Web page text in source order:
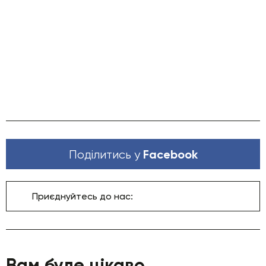
Поділитись у Facebook
Приєднуйтесь до нас: